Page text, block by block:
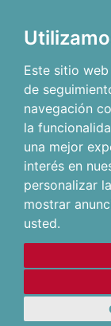
Este sitio
de
navegación
la
una mejor
interés en
personalizar
mostrar
usted.